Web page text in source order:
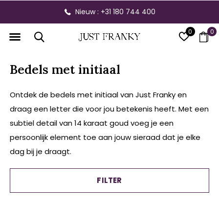
0 0
Gratis verzending vanaf € 300,- binnen NL
Bedels met initiaal
Ontdek de bedels met initiaal van Just Franky en
draag een letter die voor jou betekenis heeft. Met een
subtiel detail van 14 karaat goud voeg je een
persoonlijk element toe aan jouw sieraad dat je elke
dag bij je draagt.
FILTER